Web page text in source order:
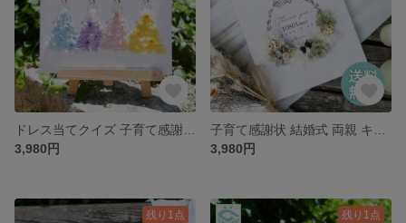
3,980円
3,980円
残り1点 残り1点